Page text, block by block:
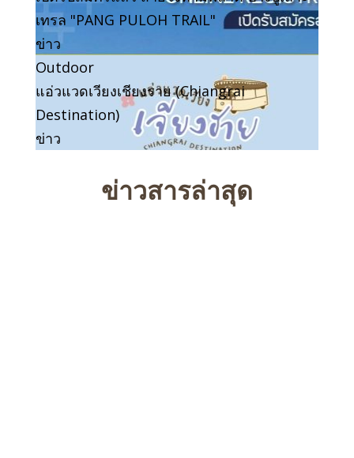
เทรล "PANG PULOH TRAIL"
ข่าว
Outdoor
แอ่วแวดเวียงเชียงราย (Chiangrai
Destination)
ข่าว
ข่าวสารล่าสุด